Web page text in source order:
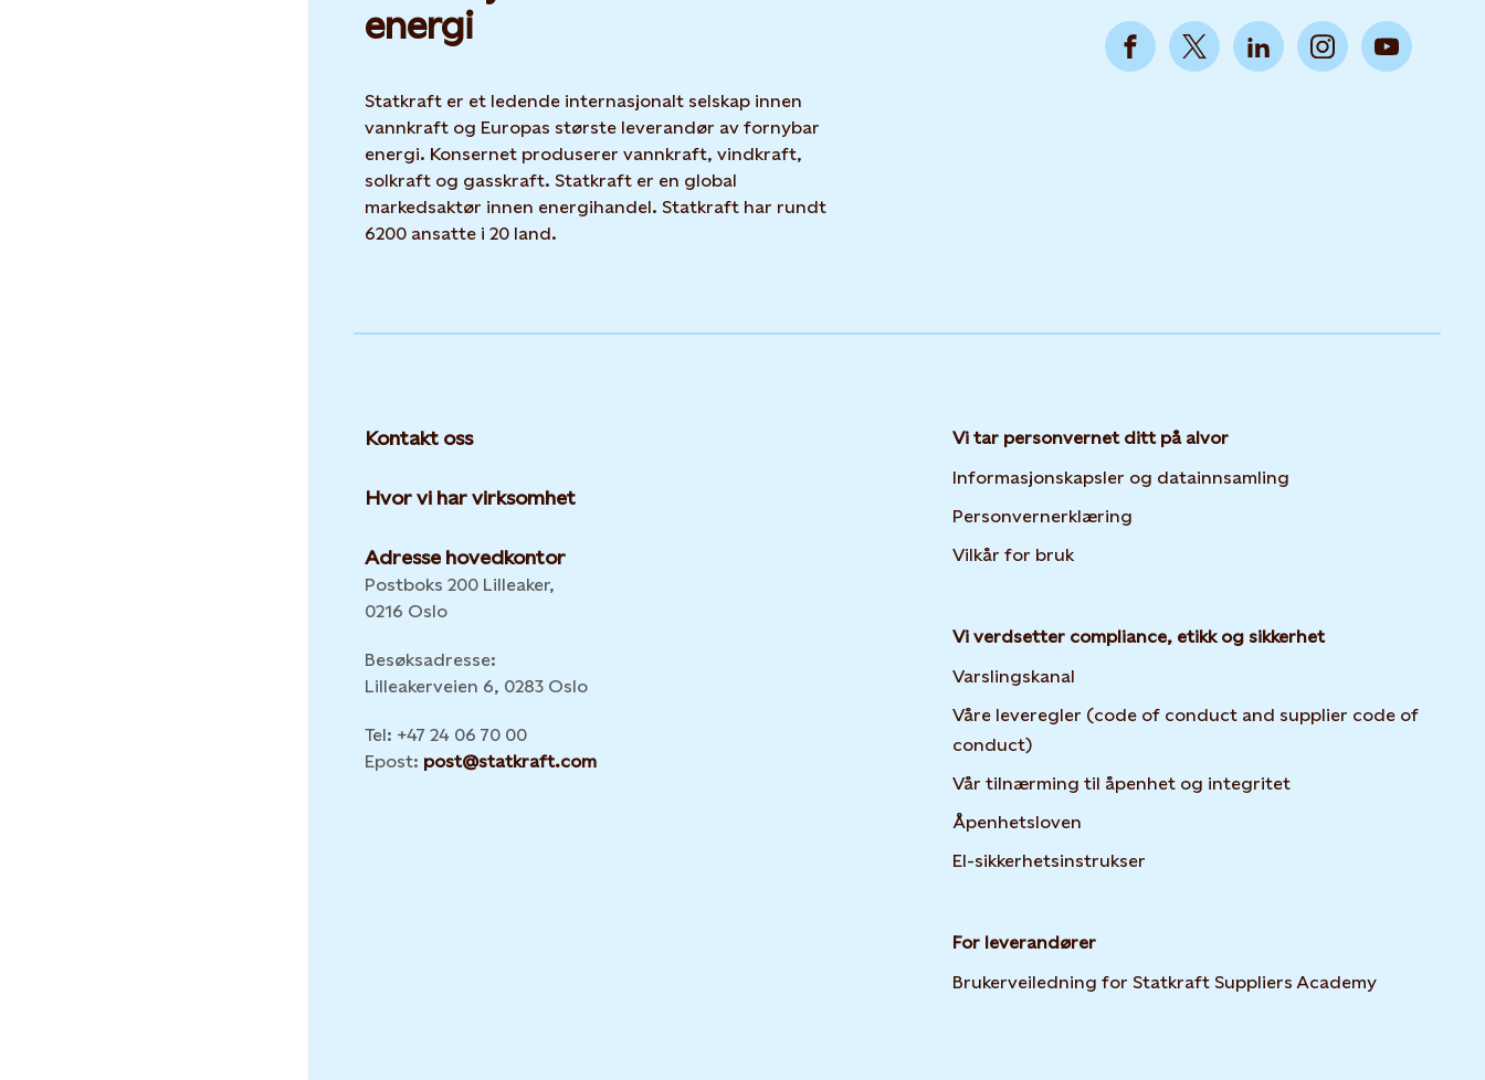
energi
Statkraft er et ledende internasjonalt selskap innen
vannkraft og Europas største leverandør av fornybar
energi. Konsernet produserer vannkraft, vindkraft,
solkraft og gasskraft. Statkraft er en global
markedsaktør innen energihandel. Statkraft har rundt
6200 ansatte i 20 land.
Kontakt oss
Hvor vi har virksomhet
Adresse hovedkontor
Postboks 200 Lilleaker,
0216 Oslo
Besøksadresse:
Lilleakerveien 6, 0283 Oslo
Tel: +47 24 06 70 00
Epost: post@statkraft.com
Vi tar personvernet ditt på alvor
Informasjonskapsler og datainnsamling
Personvernerklæring
Vilkår for bruk
Vi verdsetter compliance, etikk og sikkerhet
Varslingskanal
Våre leveregler (code of conduct and supplier code of
conduct)
Vår tilnærming til åpenhet og integritet
Åpenhetsloven
El-sikkerhetsinstrukser
For leverandører
Brukerveiledning for Statkraft Suppliers Academy